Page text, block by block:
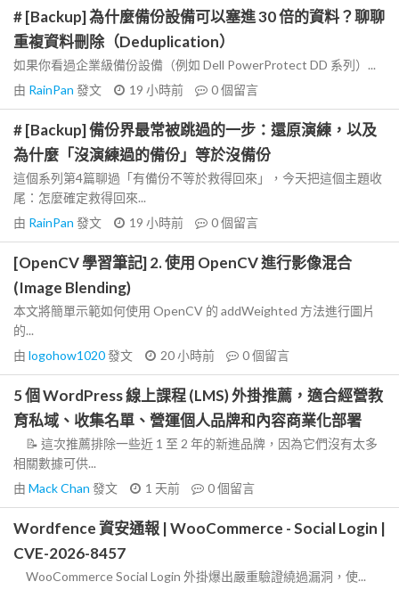
# [Backup] 為什麼備份設備可以塞進 30 倍的資料？聊聊
重複資料刪除（Deduplication）
如果你看過企業級備份設備（例如 Dell PowerProtect DD 系列）...
由 RainPan 發文 19 小時前 0個留言
# [Backup] 備份界最常被跳過的一步：還原演練，以及
為什麼「沒演練過的備份」等於沒備份
這個系列第4篇聊過「有備份不等於救得回來」，今天把這個主題收
尾：怎麼確定救得回來...
由 RainPan 發文 19 小時前 0個留言
[OpenCV 學習筆記] 2. 使用 OpenCV 進行影像混合
(Image Blending)
本文將簡單示範如何使用 OpenCV 的 addWeighted 方法進行圖片
的...
由 logohow1020發文 20 小時前 0個留言
5 個 WordPress 線上課程 (LMS) 外掛推薦，適合經營教
育私域、收集名單、營運個人品牌和內容商業化部署
📝 這次推薦排除一些近 1 至 2 年的新進品牌，因為它們沒有太多
相關數據可供...
由 Mack Chan 發文 1 天前 0個留言
Wordfence 資安通報 | WooCommerce - Social Login |
CVE-2026-8457
WooCommerce Social Login 外掛爆出嚴重驗證繞過漏洞，使...